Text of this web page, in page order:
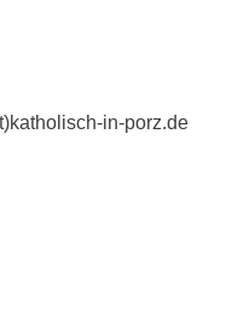
in-porz.de